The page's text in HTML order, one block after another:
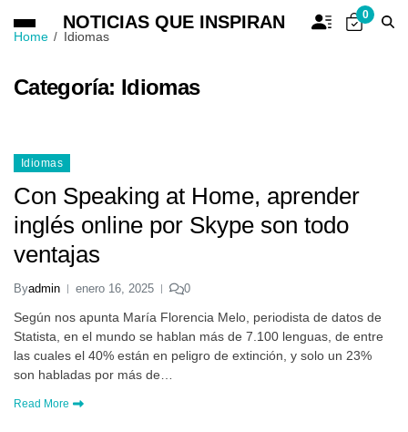
NOTICIAS QUE INSPIRAN 0
Home Idiomas
Categoría: Idiomas
Idiomas
Con Speaking at Home, aprender
inglés online por Skype son todo
ventajas
Byadmin enero 16, 2025 0
Según nos apunta María Florencia Melo, periodista de datos de
Statista, en el mundo se hablan más de 7.100 lenguas, de entre
las cuales el 40% están en peligro de extinción, y solo un 23%
son habladas por más de…
Read More